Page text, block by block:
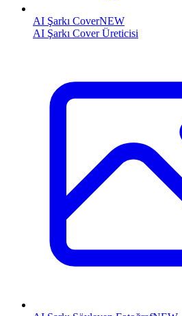
AI Şarkı CoverNEW
AI Şarkı Cover Üreticisi